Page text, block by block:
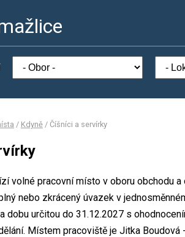
/ Kdyně / Číšníci a servírky
volné pracovní místo v oboru obchodu
nebo zkrácený úvazek v
dobu určitou do 31.12.2027 s
Místem pracoviště je Jitka Boudová